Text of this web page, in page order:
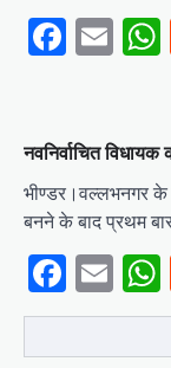
नवनिर्वाचित
भीण्डर।वल्लभनगर के
बनने के बाद प्रथम